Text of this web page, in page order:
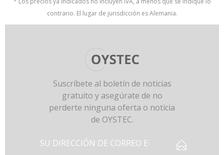
contrario. El lugar de jurisdicción es Alemania.
Suscríbete al boletín de noticias
gratuito y asegúrate de no
perderte ninguna oferta o noticia
de OYSTEC.